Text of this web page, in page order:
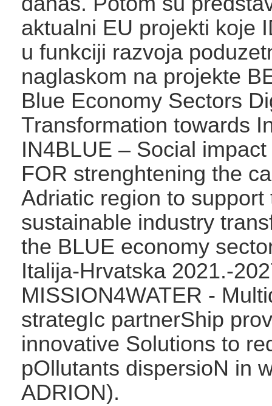
aktualni EU projekti koje
u funkciji razvoja
naglaskom na projekte
Blue Economy Sectors
Transformation towards
IN4BLUE – Social
FOR strenghtening the
Adriatic region to support
sustainable industry
the BLUE economy
Italija-Hrvatska 2021.-
MISSION4WATER -
strategIc partnerShip
innovative Solutions to
pOllutants dispersioN in
ADRION).